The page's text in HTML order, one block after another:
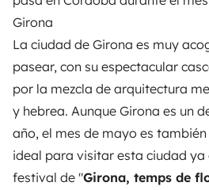
Girona
La ciudad de Girona es muy
pasear, con su espectacular
por la mezcla de arquitectura
y hebrea. Aunque Girona es un
año, el mes de mayo es
ideal para visitar esta ciudad ya
festival de "Girona, temps de